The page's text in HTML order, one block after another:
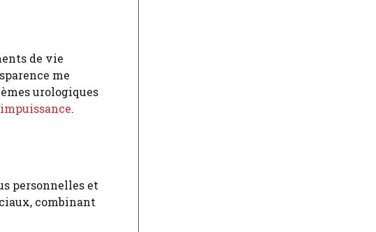
de vie
me
urologiques
.
personnelles et
combinant